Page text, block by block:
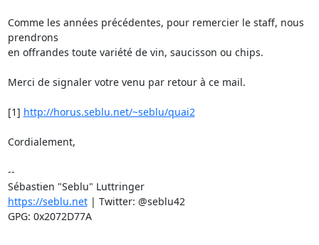
Comme les années précédentes, pour remercier le staff, nous
prendrons
en offrandes toute variété de vin, saucisson ou chips.
Merci de signaler votre venu par retour à ce mail.
[1] http://horus.seblu.net/~seblu/quai2
Cordialement,
--
Sébastien "Seblu" Luttringer
https://seblu.net | Twitter: @seblu42
GPG: 0x2072D77A